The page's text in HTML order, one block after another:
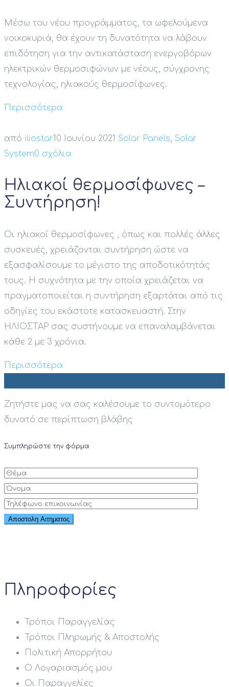
Μέσω του νέου προγράμματος, τα ωφελούμενα
νοικοκυριά, θα έχουν τη δυνατότητα να λάβουν
επιδότηση για την αντικατάσταση ενεργοβόρων
ηλεκτρικών θερμοσιφώνων με νέους, σύγχρονης
τεχνολογίας, ηλιακούς θερμοσίφωνες.
Περισσότερα
από iliostar10 Ιουνίου 2021 Solar Panels, Solar
System0 σχόλια
Ηλιακοί θερμοσίφωνες –
Συντήρηση!
Οι ηλιακοί θερμοσίφωνες , όπως και πολλές άλλες
συσκευές, χρειάζονται συντήρηση ώστε να
εξασφαλίσουμε το μέγιστο της αποδοτικότητάς
τους. Η συχνότητα με την οποία χρειάζεται να
πραγματοποιείται η συντήρηση εξαρτάται από τις
οδηγίες του εκάστοτε κατασκευαστή. Στην
ΗΛΙΟΣΤΑΡ σας συστήνουμε να επαναλαμβάνεται
κάθε 2 με 3 χρόνια.
Περισσότερα
Ζητήστε μας να σας καλέσουμε το συντομότερο
δυνατό σε περίπτωση βλάβης
Συμπληρώστε την φόρμα
Πληροφορίες
Τρόποι Παραγγελίας
Τρόποι Πληρωμής & Αποστολής
Πολιτική Απορρήτου
Ο Λογαριασμός μου
Οι Παραγγελίες